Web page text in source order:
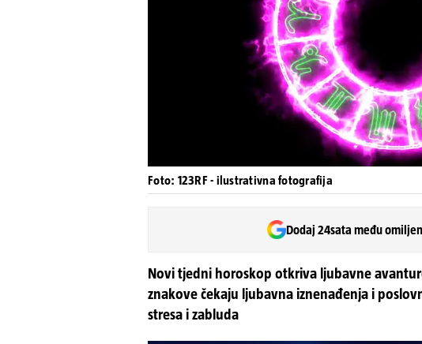
Foto: 123RF - ilustrativna fotografija
Dodaj 24sata među
Novi tjedni horoskop otkriva ljubavne
znakove čekaju ljubavna iznenađenja i
stresa i zabluda